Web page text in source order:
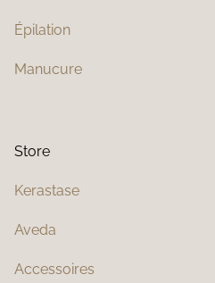
Épilation
Manucure
Store
Kerastase
Aveda
Accessoires